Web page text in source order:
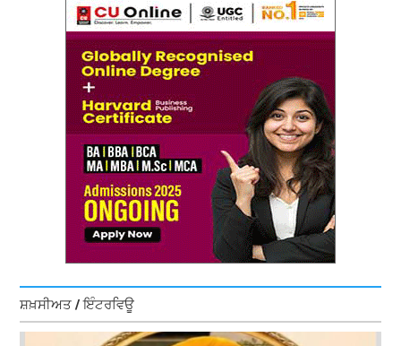
ਸ਼ਖ਼ਸੀਅਤ / ਇੰਟਰਵਿਊ